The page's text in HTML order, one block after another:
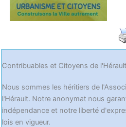
Contribuables et Citoyens de l'Hérault
Nous sommes les héritiers de
l'Hérault. Notre anonymat nous
indépendance et notre liberté
lois en vigueur.